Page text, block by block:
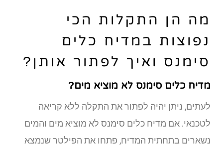
מה הן התקלות הכי
נפוצות במדיח כלים
סימנס ואיך לפתור אותן?
מדיח כלים סימנס לא מוציא מים?
לעתים, ניתן יהיה לפתור את התקלה ללא קריאה
לטכנאי. אם מדיח כלים סימנס לא מוציא מים והמים
נשארים בתחתית המדיח, פתחו את הפילטר שנמצא